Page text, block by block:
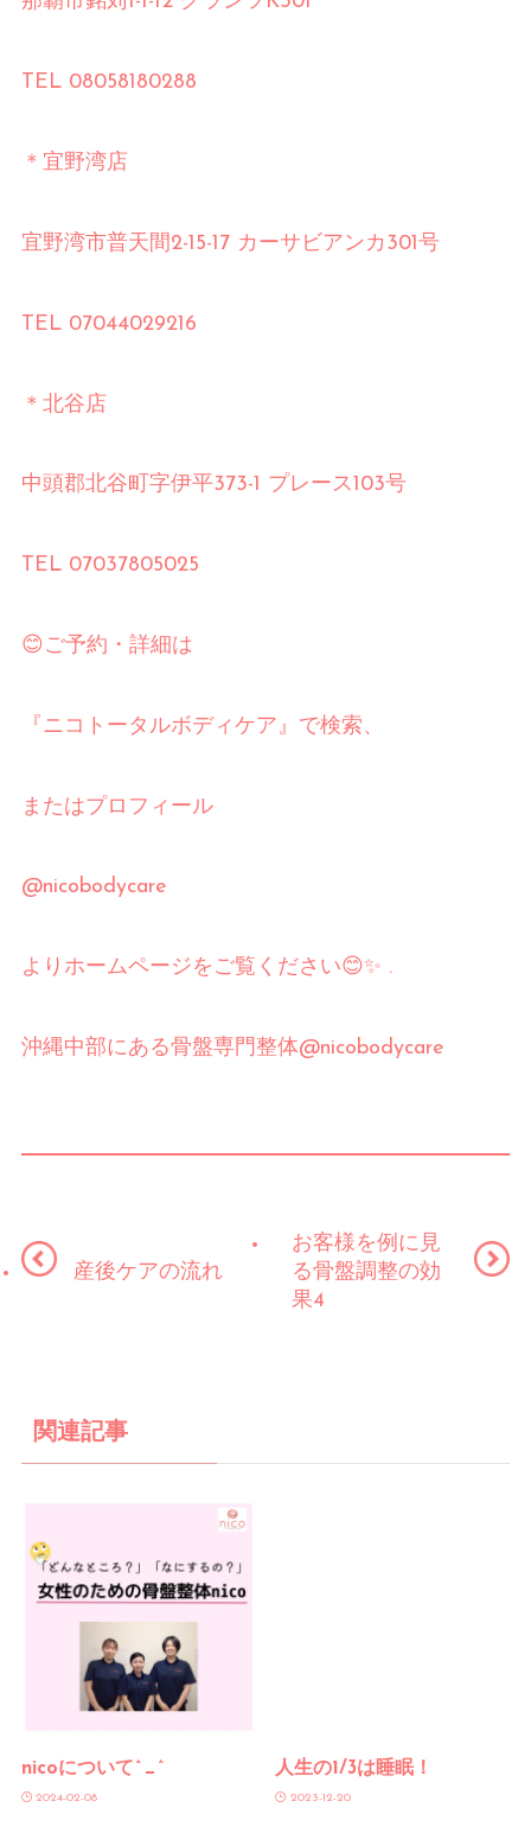
TEL 08058180288
＊宜野湾店
宜野湾市普天間2-15-17 カーサビアンカ 301 号⠀
TEL 07044029216
＊北谷店
中頭郡北谷町字伊平373-1 プレース103号
TEL 07037805025
😊ご予約・詳細は
『ニコトータルボディケア』で検索、
またはプロフィール
@nicobodycare
よりホームページをご覧ください😊✨ .
沖縄中部にある骨盤専門整体@nicobodycare
産後ケアの流れ
お客様を例に見
る骨盤調整の効
果4
関連記事
nicoについて^_^
2024-02-08
人生の1/3は睡眠！
2023-12-20